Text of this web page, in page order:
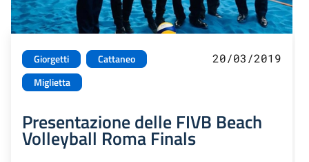
Giorgetti
Cattaneo
Miglietta
20/03/2019
Presentazione delle FIVB Beach
Volleyball Roma Finals